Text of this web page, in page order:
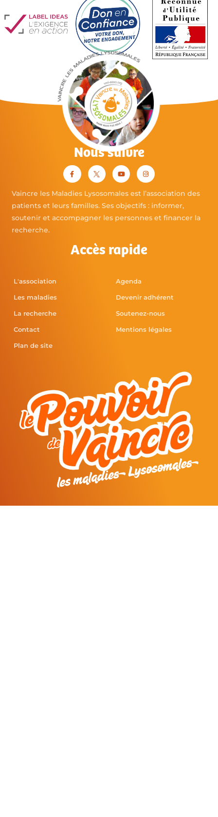
Nous suivre
Vaincre les Maladies Lysosomales est l’association des
patients et leurs familles. Ses objectifs : informer,
soutenir et accompagner les personnes et financer la
recherche.
Accès rapide
L'association
Les maladies
La recherche
Contact
Plan de site
Agenda
Devenir adhérent
Soutenez-nous
Mentions légales